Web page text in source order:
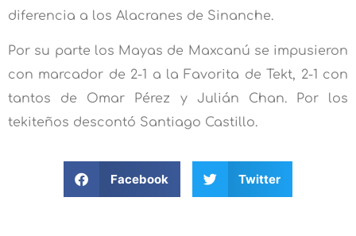
diferencia a los Alacranes de Sinanche.
Por su parte los Mayas de Maxcanú se impusieron
con marcador de 2-1 a la Favorita de Tekt, 2-1 con
tantos de Omar Pérez y Julián Chan. Por los
tekiteños descontó Santiago Castillo.
Facebook Twitter